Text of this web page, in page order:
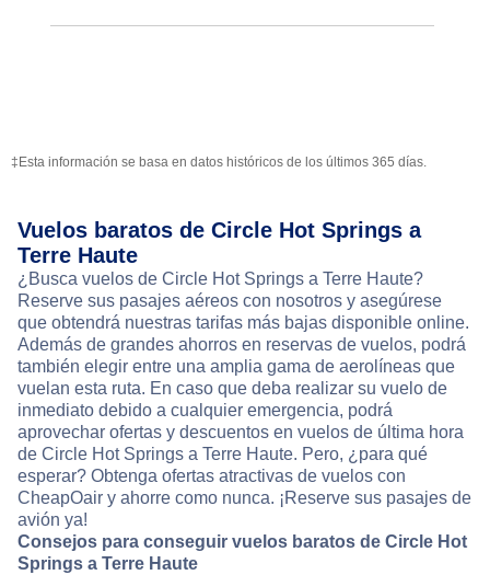
‡Esta información se basa en datos históricos de los últimos 365 días.
Vuelos baratos de Circle Hot Springs a
Terre Haute
¿Busca vuelos de Circle Hot Springs a Terre Haute?
Reserve sus pasajes aéreos con nosotros y asegúrese
que obtendrá nuestras tarifas más bajas disponible online.
Además de grandes ahorros en reservas de vuelos, podrá
también elegir entre una amplia gama de aerolíneas que
vuelan esta ruta. En caso que deba realizar su vuelo de
inmediato debido a cualquier emergencia, podrá
aprovechar ofertas y descuentos en vuelos de última hora
de Circle Hot Springs a Terre Haute. Pero, ¿para qué
esperar? Obtenga ofertas atractivas de vuelos con
CheapOair y ahorre como nunca. ¡Reserve sus pasajes de
avión ya!
Consejos para conseguir vuelos baratos de Circle Hot
Springs a Terre Haute